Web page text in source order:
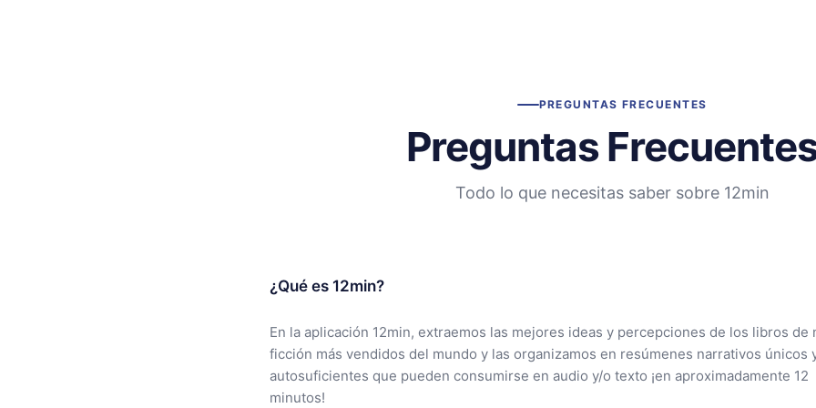
PREGUNTAS FRECUENTES
Preguntas
Todo lo que necesitas saber sobre 12min
¿Qué es 12min?
En la aplicación 12min, extraemos las mejores ideas y percepciones de los libros de
ficción más vendidos del mundo y las organizamos en resúmenes narrativos únicos
autosuficientes que pueden consumirse en audio y/o texto ¡en aproximadamente 12
minutos!